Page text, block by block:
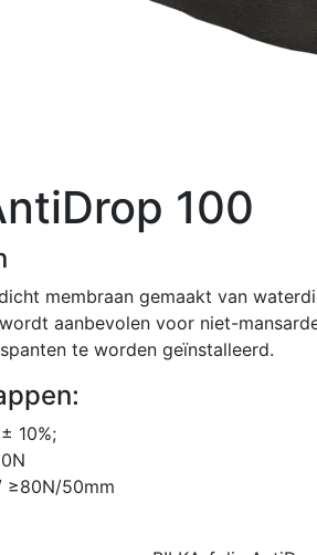
100
membraan gemaakt van
aanbevolen voor niet-
te worden geïnstalleerd.
10%;
≥80N/50mm